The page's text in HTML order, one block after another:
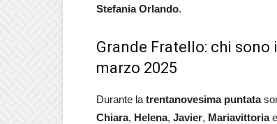
Stefania Orlando.
Grande Fratello: chi
marzo 2025
Durante la trentanovesimapuntata
Chiara, Helena, Javier, Mariavittoriae